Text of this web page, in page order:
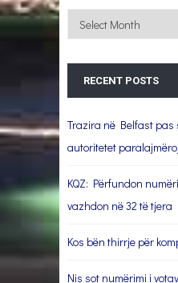
Archives
RECENT POSTS
Trazira në Belfast pas
autoritetet
KQZ: Përfundon
vazhdon në 32 të tjera
Kos bën thirrje për
Nis sot numërimi i